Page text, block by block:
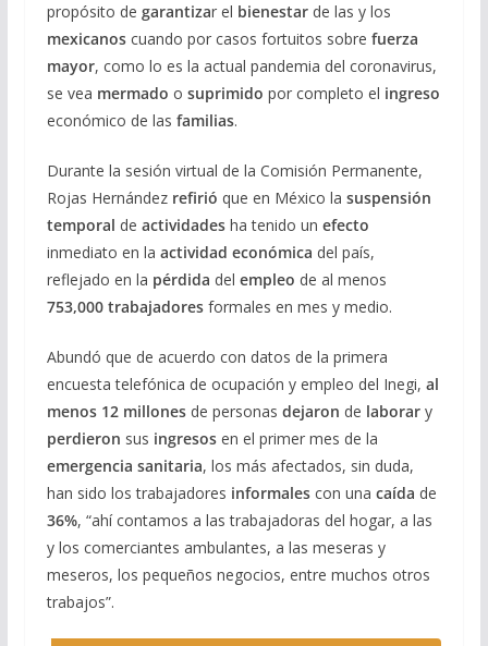
propósito de garantizar el bienestarde las y los
mexicanoscuando por casos fortuitos sobre fuerza
mayor, como lo es la actual pandemia del coronavirus,
se vea mermado o suprimido por completo el ingreso
económico de las familias.
Durante la sesión virtual de la Comisión Permanente,
Rojas Hernández refirió que en México la suspensión
temporal de actividades ha tenido un efecto
inmediato en la actividad económica del país,
reflejado en la pérdida del empleo de al menos
753,000 trabajadoresformales en mes y medio.
Abundó que de acuerdo con datos de la primera
encuesta telefónica de ocupación y empleo del Inegi, al
menos 12 millonesde personas dejaron de laborary
perdieron sus ingresos en el primer mes de la
emergencia sanitaria, los más afectados, sin duda,
han sido los trabajadores informalescon una caída de
36%, “ahí contamos a las trabajadoras del hogar, a las
y los comerciantes ambulantes, a las meseras y
meseros, los pequeños negocios, entre muchos otros
trabajos”.